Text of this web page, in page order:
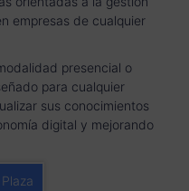
empresas de cualquier
presencial o
para cualquier
sus conocimientos
digital y mejorando